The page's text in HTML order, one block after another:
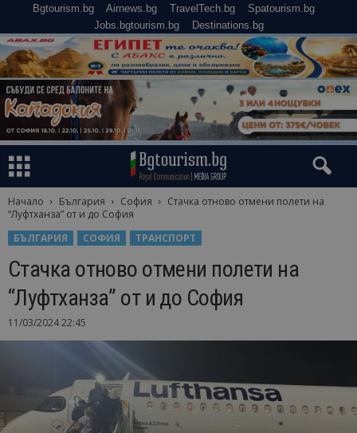
Bgtourism.bg Airnews.bg TravelTech.bg
Spatourism.bg
Jobs.bgtourism.bg
Destinations.bg
Начало България София
Стачка отново отмени полети на
“Луфтханза” от и до София
БЪЛГАРИЯ
СОФИЯ ТРАНСПОРТ
Стачка отново отмени полети на
“Луфтханза” от и до София
11/03/2024 22:45